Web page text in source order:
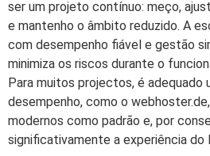
ser um projeto contínuo: meço,
e mantenho o âmbito reduzido. A
com desempenho fiável e gestão
minimiza os riscos durante o
Para muitos projectos, é adequado
desempenho, como o
modernos como padrão e, por
significativamente a experiência do